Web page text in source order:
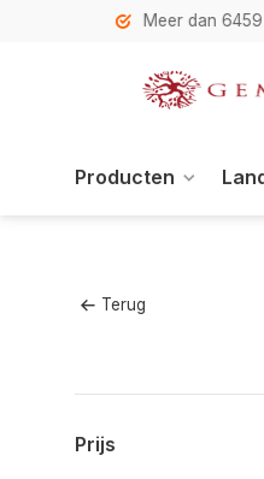
Meer dan 6459
Producten
Terug
Prijs